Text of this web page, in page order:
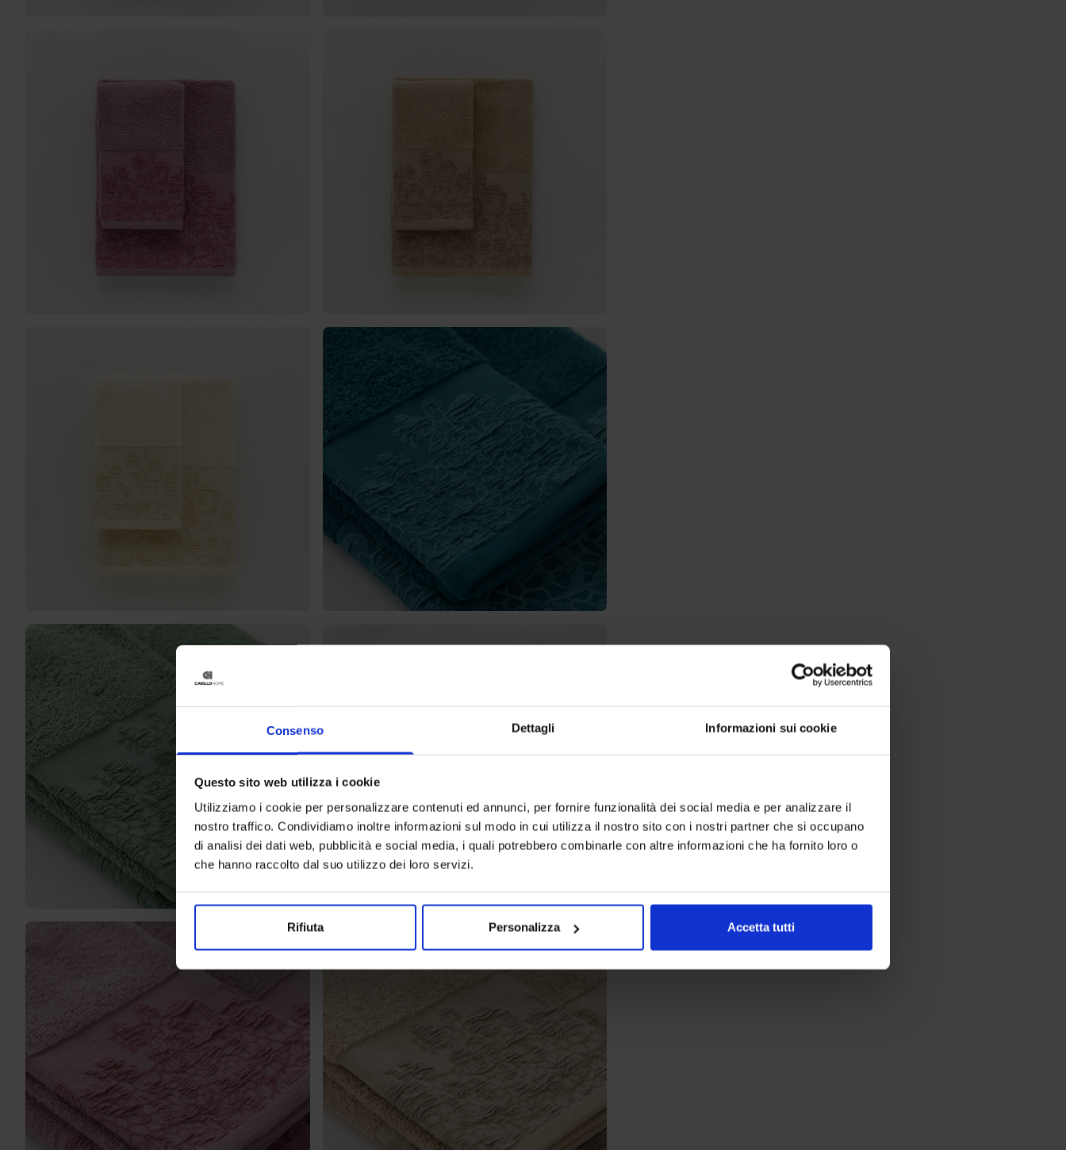
Consenso Dettagli Informazioni sui cookie
Questo sito web utilizza i cookie
Utilizziamo i cookie per personalizzare contenuti ed annunci, per fornire funzionalità dei social media e per analizzare il
nostro traffico. Condividiamo inoltre informazioni sul modo in cui utilizza il nostro sito con i nostri partner che si occupano
di analisi dei dati web, pubblicità e social media, i quali potrebbero combinarle con altre informazioni che ha fornito loro o
che hanno raccolto dal suo utilizzo dei loro servizi.
Rifiuta Personalizza Accetta tutti